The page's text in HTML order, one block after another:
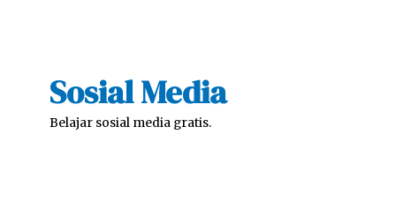
Sosial Media
Belajar sosial media gratis.